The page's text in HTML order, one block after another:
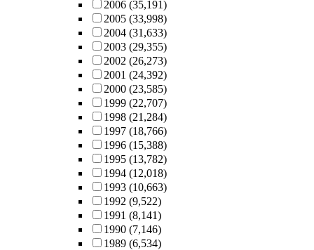
2006 (35,191)
2005 (33,998)
2004 (31,633)
2003 (29,355)
2002 (26,273)
2001 (24,392)
2000 (23,585)
1999 (22,707)
1998 (21,284)
1997 (18,766)
1996 (15,388)
1995 (13,782)
1994 (12,018)
1993 (10,663)
1992 (9,522)
1991 (8,141)
1990 (7,146)
1989 (6,534)